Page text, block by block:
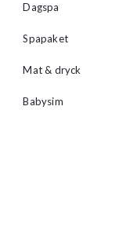
Dagspa
Spapaket
Mat & dryck
Babysim